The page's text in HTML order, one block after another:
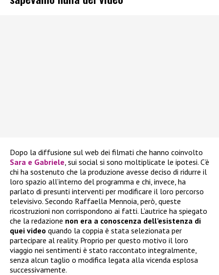
Dopo la diffusione sul web dei filmati che hanno coinvolto
Sara e Gabriele , sui social si sono moltiplicate le ipotesi. C’è
chi ha sostenuto che la produzione avesse deciso di ridurre il
loro spazio all’interno del programma e chi, invece, ha
parlato di presunti interventi per modificare il loro percorso
televisivo. Secondo Raffaella Mennoia, però, queste
ricostruzioni non corrispondono ai fatti. L’autrice ha spiegato
che la redazione non era a conoscenza dell’esistenza di
quei video quando la coppia è stata selezionata per
partecipare al reality. Proprio per questo motivo il loro
viaggio nei sentimenti è stato raccontato integralmente,
senza alcun taglio o modifica legata alla vicenda esplosa
successivamente.